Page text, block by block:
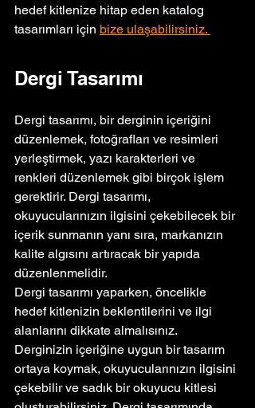
hedef kitlenize hitap eden katalog
tasarımları için bize ulaşabilirsiniz.
Dergi Tasarımı
Dergi tasarımı, bir derginin içeriğini
düzenlemek, fotoğrafları ve resimleri
yerleştirmek, yazı karakterleri ve
renkleri düzenlemek gibi birçok işlem
gerektirir. Dergi tasarımı,
okuyucularınızın ilgisini çekebilecek bir
içerik sunmanın yanı sıra, markanızın
kalite algısını artıracak bir yapıda
düzenlenmelidir.
Dergi tasarımı yaparken, öncelikle
hedef kitlenizin beklentilerini ve ilgi
alanlarını dikkate almalısınız.
Derginizin içeriğine uygun bir tasarım
ortaya koymak, okuyucularınızın ilgisini
çekebilir ve sadık bir okuyucu kitlesi